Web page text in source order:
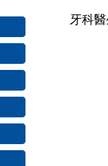
牙科醫